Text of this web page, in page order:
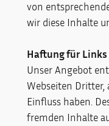
von
wir diese Inhalte
Haftung für Links
Unser Angebot
Webseiten
Einfluss haben.
fremden Inhalte